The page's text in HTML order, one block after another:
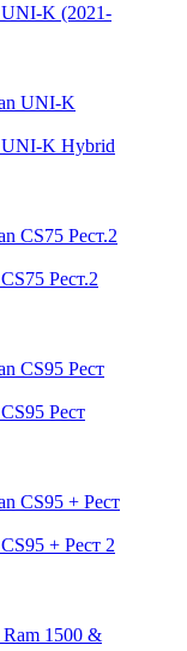
UNI-K (2021-
UNI-K Hybrid
Рест.2
Рест
+ Рест 2